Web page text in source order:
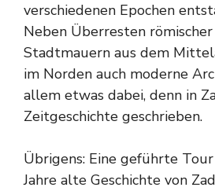
verschiedenen Epochen
Neben Überresten
Stadtmauern aus dem
im Norden auch moderne
allem etwas dabei, denn in
Zeitgeschichte geschrieben.
Übrigens: Eine geführte
Jahre alte Geschichte von